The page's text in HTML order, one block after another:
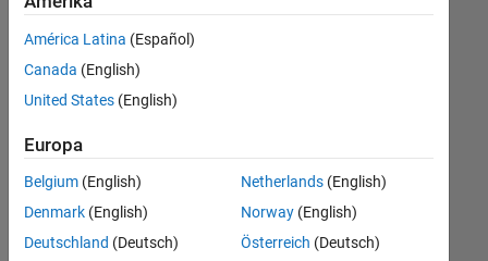
Derzeit
es
keine
offenen
Stellen,
Ihren
Suchkriterien
entsprechen.
können
América Latina (Español)
Canada (English)
United States (English)
Europa
Belgium (English)
Denmark (English)
Deutschland (Deutsch)
Netherlands(English)
Norway(English)
Österreich (Deutsch)